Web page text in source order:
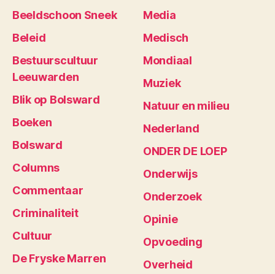
Beeldschoon Sneek
Beleid
Bestuurscultuur
Leeuwarden
Blik op Bolsward
Boeken
Bolsward
Columns
Commentaar
Criminaliteit
Cultuur
De Fryske Marren
Media
Medisch
Mondiaal
Muziek
Natuur en milieu
Nederland
ONDER DE LOEP
Onderwijs
Onderzoek
Opinie
Opvoeding
Overheid